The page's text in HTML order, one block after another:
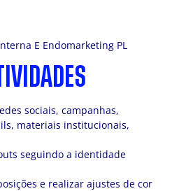
E Endomarketing PL
sociais, campanhas,
materiais institucionais,
seguindo a identidade
e realizar ajustes de cor